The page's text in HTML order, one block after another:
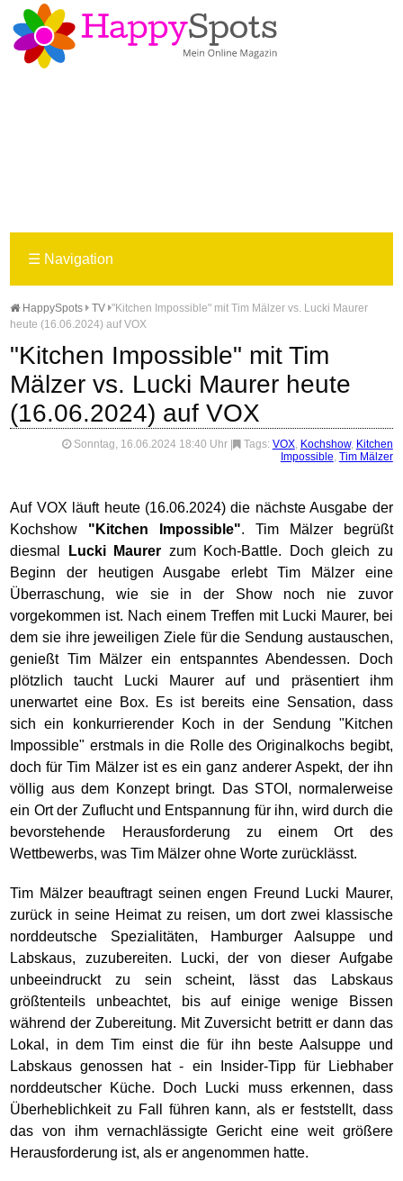
☰ Navigation
HappySpots TV "Kitchen Impossible" mit Tim Mälzer vs. Lucki Maurer
heute (16.06.2024) auf VOX
"Kitchen Impossible" mit Tim
Mälzer vs. Lucki Maurer heute
(16.06.2024) auf VOX
Sonntag, 16.06.2024 18:40 Uhr Tags: VOX, Kochshow, Kitchen
Impossible, Tim Mälzer
Auf VOX läuft heute (16.06.2024) die nächste Ausgabe der
Kochshow "Kitchen Impossible". Tim Mälzer begrüßt
diesmal
Lucki Maurer zum Koch-Battle. Doch gleich zu
Beginn der heutigen Ausgabe erlebt Tim Mälzer eine
Überraschung, wie sie in der Show noch nie zuvor
vorgekommen ist. Nach einem Treffen mit Lucki Maurer, bei
dem sie ihre jeweiligen Ziele für die Sendung austauschen,
genießt Tim Mälzer ein entspanntes Abendessen. Doch
plötzlich taucht Lucki Maurer auf und präsentiert ihm
unerwartet eine Box. Es ist bereits eine Sensation, dass
sich ein konkurrierender Koch in der Sendung "Kitchen
Impossible" erstmals in die Rolle des Originalkochs begibt,
doch für Tim Mälzer ist es ein ganz anderer Aspekt, der ihn
völlig aus dem Konzept bringt. Das STOI, normalerweise
ein Ort der Zuflucht und Entspannung für ihn, wird durch die
bevorstehende Herausforderung zu einem Ort des
Wettbewerbs, was Tim Mälzer ohne Worte zurücklässt.
Tim Mälzer beauftragt seinen engen Freund Lucki Maurer,
zurück in seine Heimat zu reisen, um dort zwei klassische
norddeutsche Spezialitäten, Hamburger Aalsuppe und
Labskaus, zuzubereiten. Lucki, der von dieser Aufgabe
unbeeindruckt zu sein scheint, lässt das Labskaus
größtenteils unbeachtet, bis auf einige wenige Bissen
während der Zubereitung. Mit Zuversicht betritt er dann das
Lokal, in dem Tim einst die für ihn beste Aalsuppe und
Labskaus genossen hat - ein Insider-Tipp für Liebhaber
norddeutscher Küche. Doch Lucki muss erkennen, dass
Überheblichkeit zu Fall führen kann, als er feststellt, dass
das von ihm vernachlässigte Gericht eine weit größere
Herausforderung ist, als er angenommen hatte.